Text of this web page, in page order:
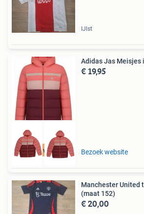
IJlst
Tot 75% voordeel
Adidas Jas Meisjes
€ 19,95
Bezoek website
Manchester United
(maat 152)
€ 20,00